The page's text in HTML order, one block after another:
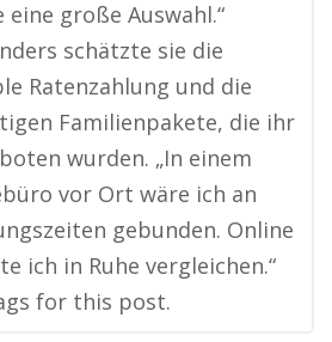
eine große Auswahl.“
schätzte sie die
Ratenzahlung und die
Familienpakete, die ihr
wurden. „In einem
vor Ort wäre ich an
gebunden. Online
ich in Ruhe vergleichen.“
for this post.